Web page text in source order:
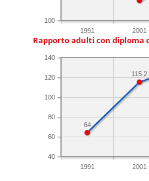
1991 2001
100
Rapporto adulti con diploma
1991 2001
40
60
80
100
120
140
115.2
64